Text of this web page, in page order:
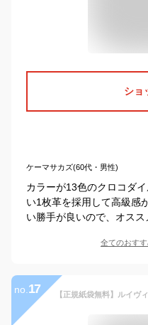
ショ
ケーマサカズ(60代・男性)
カラーが13色のクロコダ
い1枚革を採用して高級感
い勝手が良いので、オスス
全てのおす
no. 17